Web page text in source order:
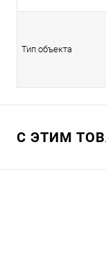
Тип объекта
С ЭТИМ